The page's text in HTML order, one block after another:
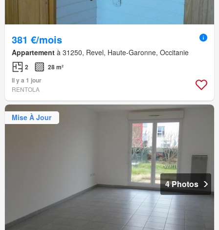
381 €/mois
Appartement à 31250, Revel, Haute-Garonne, Occitanie
2
28 m²
Il y a 1 jour
RENTOLA
Mise À Jour
4 Photos